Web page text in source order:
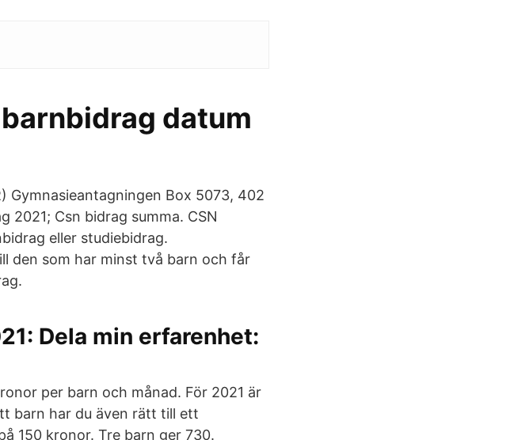
datum
Gymnasieantagningen Box 5073, 402
2021; Csn bidrag summa. CSN
eller studiebidrag.
den som har minst två barn och får
Dela min erfarenhet:
per barn och månad. För 2021 är
barn har du även rätt till ett
150 kronor. Tre barn ger 730.